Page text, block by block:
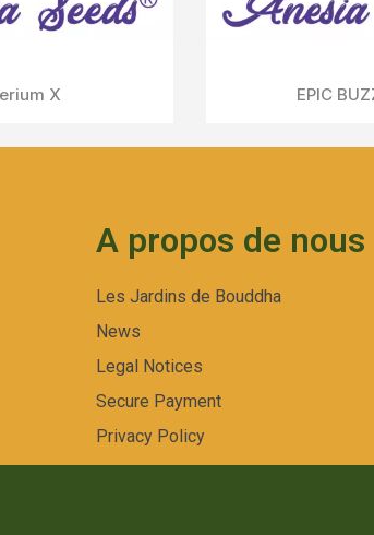
A propos de nous
Les Jardins de Bouddha
News
Legal Notices
Secure Payment
Privacy Policy